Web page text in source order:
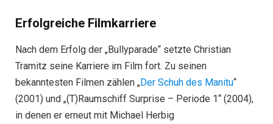
Erfolgreiche Filmkarriere
Nach dem Erfolg der „Bullyparade“ setzte Christian
Tramitz seine Karriere im Film fort. Zu seinen
bekanntesten Filmen zählen „Der Schuh des Manitu“
(2001) und „(T)Raumschiff Surprise – Periode 1“ (2004),
in denen er erneut mit Michael Herbig